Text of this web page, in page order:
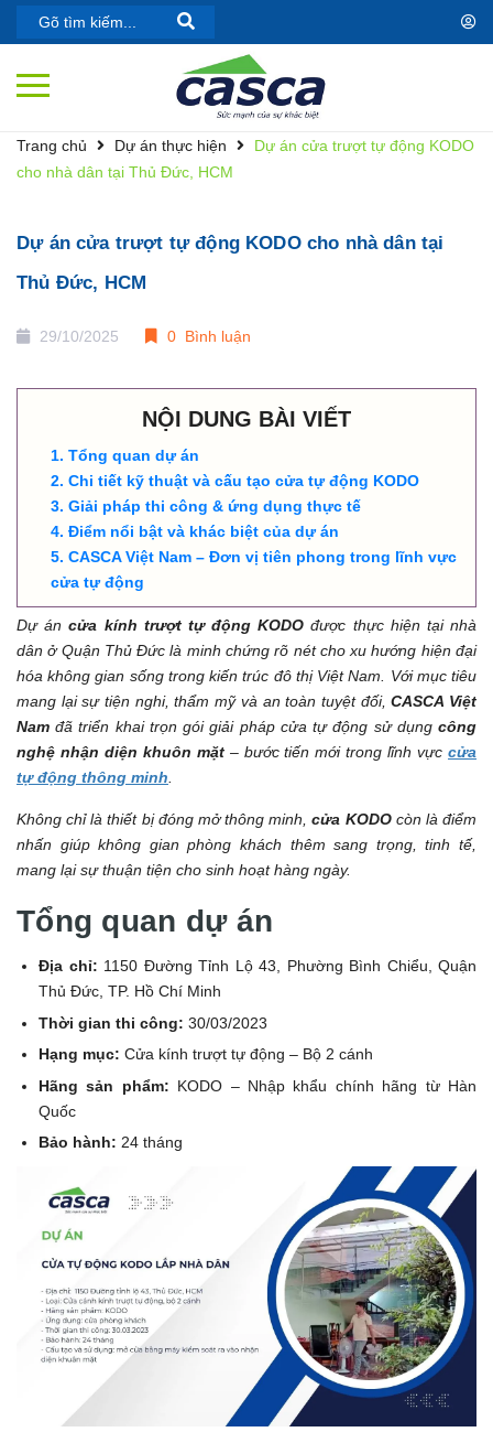
Trang chủ Dự án thực hiện
Dự án cửa trượt tự động KODO
cho nhà dân tại Thủ Đức, HCM
Dự án cửa trượt tự động KODO cho nhà dân tại
Thủ Đức, HCM
29/10/2025 0 Bình luận
NỘI DUNG BÀI VIẾT
Tổng quan dự án
Chi tiết kỹ thuật và cấu tạo cửa tự động KODO
Giải pháp thi công & ứng dụng thực tế
Điểm nổi bật và khác biệt của dự án
CASCA Việt Nam – Đơn vị tiên phong trong lĩnh vực
cửa tự động
Dự áncửa kính trượt tự động KODO được thực hiện tại nhà
dân ở Quận Thủ Đức là minh chứng rõ nét cho xu hướng hiện đại
hóa không gian sống trong kiến trúc đô thị Việt Nam. Với mục tiêu
mang lại sự tiện nghi, thẩm mỹ và an toàn tuyệt đối,CASCA Việt
Nam đã triển khai trọn gói giải pháp cửa tự động sử dụng công
nghệ nhận diện khuôn mặt– bước tiến mới trong lĩnh vựccửa
tự động thông minh
Không chỉ là thiết bị đóng mở thông minh,cửa KODOcòn là điểm
nhấn giúp không gian phòng khách thêm sang trọng, tinh tế,
mang lại sự thuận tiện cho sinh hoạt hàng ngày.
Tổng quan dự án
Địa chỉ: 1150 Đường Tỉnh Lộ 43, Phường Bình Chiểu, Quận
Thủ Đức, TP. Hồ Chí Minh
Thời gian thi công: 30/03/2023
Hạng mục: Cửa kính trượt tự động – Bộ 2 cánh
Hãng sản phẩm: KODO – Nhập khẩu chính hãng từ Hàn
Quốc
Bảo hành: 24 tháng